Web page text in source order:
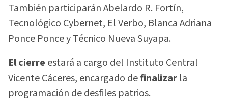
También participarán Abelardo R. Fortín,
Tecnológico Cybernet, El Verbo, Blanca Adriana
Ponce Ponce y Técnico Nueva Suyapa.
El cierre estará a cargo del Instituto Central
Vicente Cáceres, encargado definalizar la
programación de desfiles patrios.